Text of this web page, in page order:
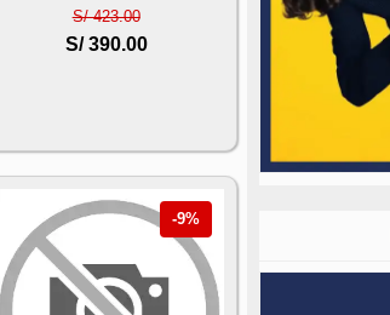
S/ 423.00
S/ 390.00
-9%